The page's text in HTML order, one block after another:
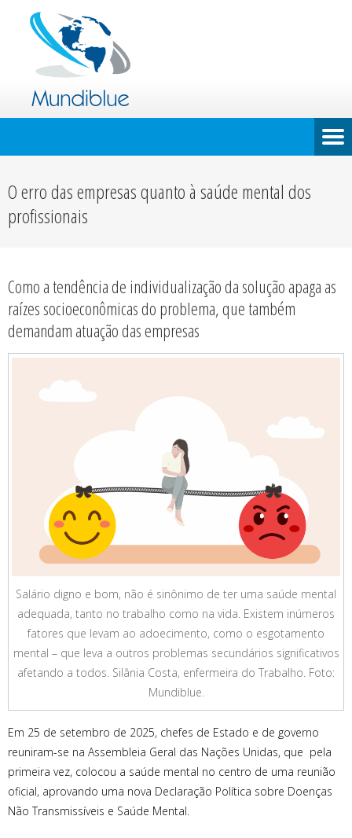
O erro das empresas quanto à saúde mental dos
profissionais
Como a tendência de individualização da solução apaga as
raízes socioeconômicas do problema, que também
demandam atuação das empresas
Salário digno e bom, não é sinônimo de ter uma saúde mental
adequada, tanto no trabalho como na vida. Existem inúmeros
fatores que levam ao adoecimento, como o esgotamento
mental – que leva a outros problemas secundários significativos
afetando a todos. Silânia Costa, enfermeira do Trabalho. Foto:
Mundiblue.
Em 25 de setembro de 2025, chefes de Estado e de governo
reuniram-se na Assembleia Geral das Nações Unidas, que pela
primeira vez, colocou a saúde mental no centro de uma reunião
oficial, aprovando uma nova Declaração Política sobre Doenças
Não Transmissíveis e Saúde Mental.